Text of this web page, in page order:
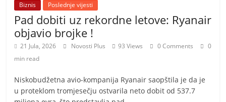
Biznis Poslednje vijesti
Pad dobiti uz rekordne letove: Ryanair
objavio brojke !
21 Jula, 2026 Novosti Plus 93 Views 0 Comments
0
min read
Niskobudžetna avio-kompanija Ryanair saopštila je da je
u proteklom tromjesečju ostvarila neto dobit od 537.7